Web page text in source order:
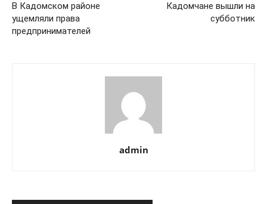
В Кадомском районе
ущемляли права
предпринимателей
Кадомчане вышли на
субботник
admin